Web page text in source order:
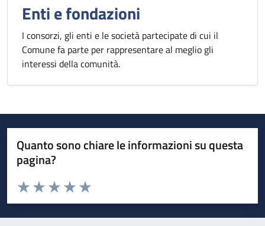
Enti e fondazioni
I consorzi, gli enti e le società partecipate di cui il
Comune fa parte per rappresentare al meglio gli
interessi della comunità.
Quanto sono chiare le informazioni su questa
pagina?
Valuta da 1 a 5 stelle la pagina
Valuta 5 stelle su 5
Valuta 4 stelle su 5
Valuta 3 stelle su 5
Valuta 2 stelle su 5
Valuta 1 stelle su 5